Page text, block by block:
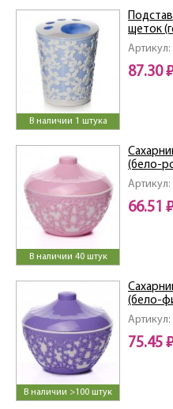
В наличии 1 штука
Артикул:
щеток
87.30
В наличии 40 штук
Артикул:
(бело-
66.51
В наличии >100 штук
Артикул:
(бело-
75.45